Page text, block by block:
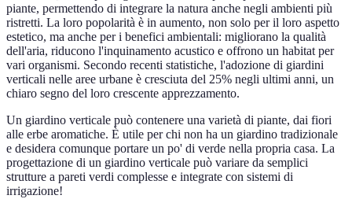
piante, permettendo di integrare la natura anche negli ambienti più
ristretti. La loro popolarità è in aumento, non solo per il loro aspetto
estetico, ma anche per i benefici ambientali: migliorano la qualità
dell'aria, riducono l'inquinamento acustico e offrono un habitat per
vari organismi. Secondo recenti statistiche, l'adozione di giardini
verticali nelle aree urbane è cresciuta del 25% negli ultimi anni, un
chiaro segno del loro crescente apprezzamento.
Un giardino verticale può contenere una varietà di piante, dai fiori
alle erbe aromatiche. È utile per chi non ha un giardino tradizionale
e desidera comunque portare un po' di verde nella propria casa. La
progettazione di un giardino verticale può variare da semplici
strutture a pareti verdi complesse e integrate con sistemi di
irrigazione!